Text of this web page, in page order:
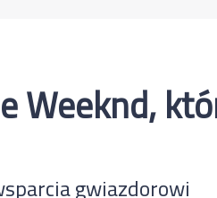
Weeknd,
gwiazdorowi